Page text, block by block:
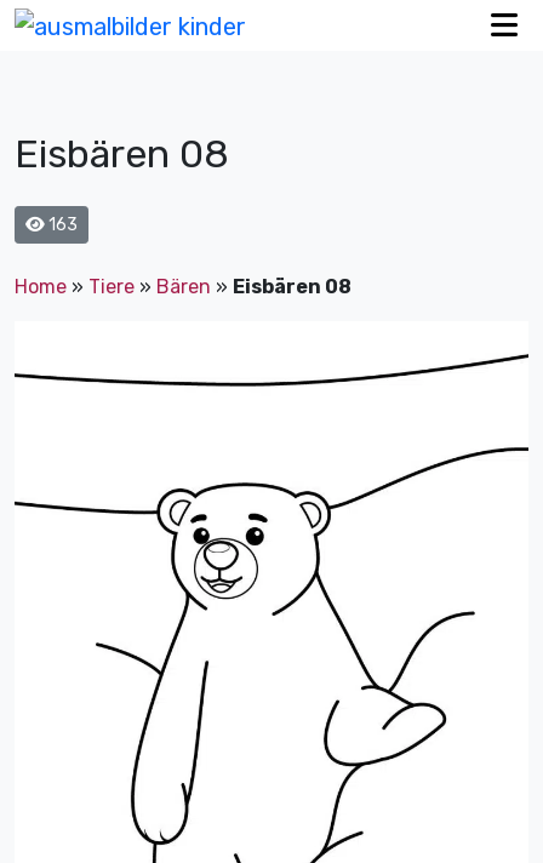
Eisbären 08
163
Home » Tiere » Bären » Eisbären 08